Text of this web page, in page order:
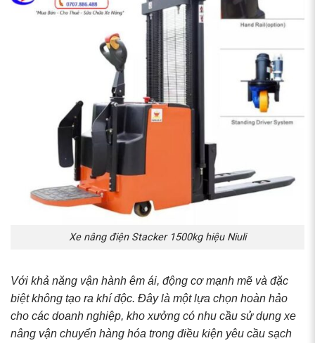
Xe nâng điện Stacker 1500kg hiệu Niuli
Với khả năng vận hành êm ái, động cơ mạnh mẽ và đặc
biệt không tạo ra khí độc. Đây là một lựa chọn hoàn hảo
cho các doanh nghiệp, kho xưởng có nhu cầu sử dụng xe
nâng vận chuyển hàng hóa trong điều kiện yêu cầu sạch